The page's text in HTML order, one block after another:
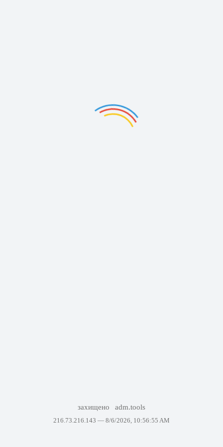
захищено adm.tools
216.73.216.143 — 8/6/2026, 10:56:55 AM